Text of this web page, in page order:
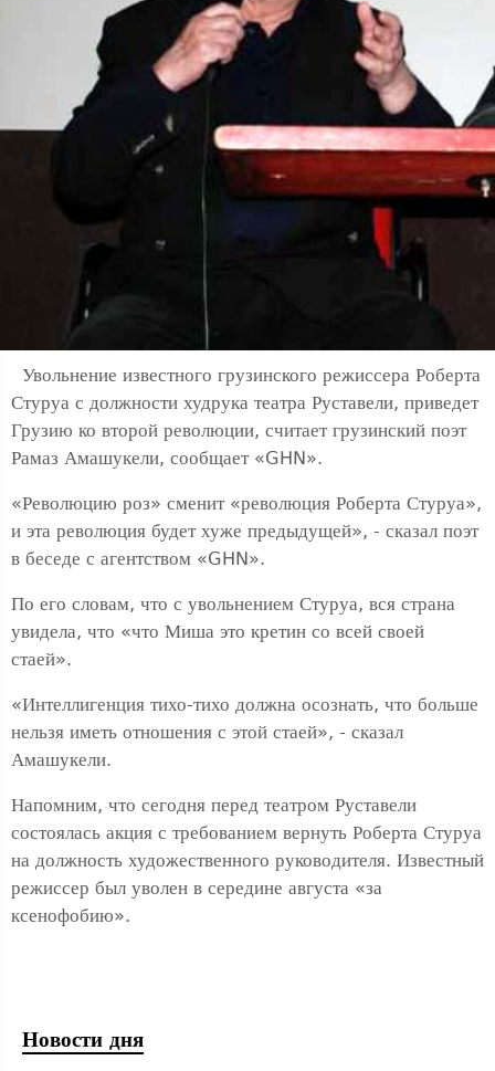
Увольнение известного грузинского режиссера Роберта
Стуруа с должности худрука театра Руставели, приведет
Грузию ко второй революции, считает грузинский поэт
Рамаз Амашукели, сообщает «GHN».
«Революцию роз» сменит «революция Роберта Стуруа»,
и эта революция будет хуже предыдущей», - сказал поэт
в беседе с агентством «GHN».
По его словам, что с увольнением Стуруа, вся страна
увидела, что «что Миша это кретин со всей своей
стаей».
«Интеллигенция тихо-тихо должна осознать, что больше
нельзя иметь отношения с этой стаей», - сказал
Амашукели.
Напомним, что сегодня перед театром Руставели
состоялась акция с требованием вернуть Роберта Стуруа
на должность художественного руководителя. Известный
режиссер был уволен в середине августа «за
ксенофобию».
Новости дня